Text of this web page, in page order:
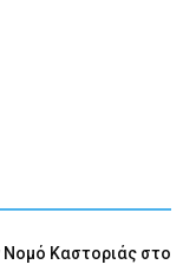
Καστοριάς στο